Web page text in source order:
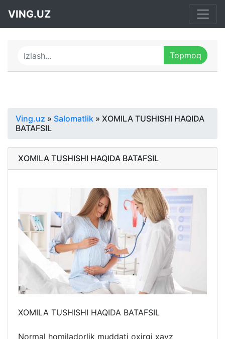
VING.UZ
Ving.uz » Salomatlik » XOMILA TUSHISHI HAQIDA
BATAFSIL
XOMILA TUSHISHI HAQIDA BATAFSIL
XOMILA TUSHISHI HAQIDA BATAFSIL
Normal homiladorlik muddati oxirgi xayz